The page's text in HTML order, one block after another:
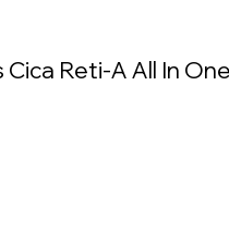
Reti-A All In One